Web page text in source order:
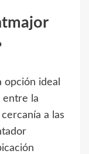
ideal
entre la
a las